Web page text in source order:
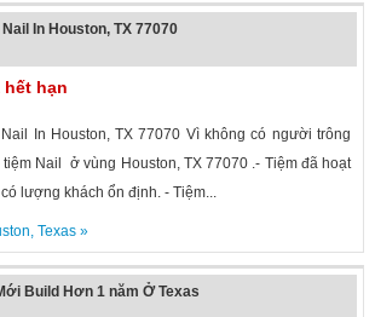
In Houston, TX 77070
hết hạn
In Houston, TX 77070 Vì không có người trông
Nail ở vùng Houston, TX 77070 .- Tiệm đã hoạt
lượng khách ổn định. - Tiệm...
, Texas»
Build Hơn 1 năm Ở Texas